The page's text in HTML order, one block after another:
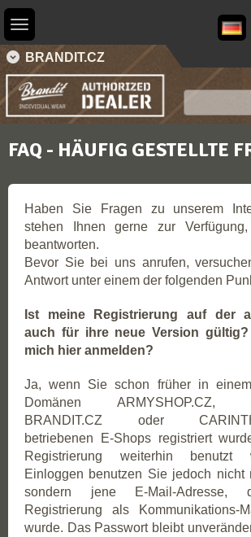
BRANDIT.CZ
FAQ - HÄUFIG GESTELLTE
Haben Sie Fragen zu unserem
stehen Ihnen gerne zur
beantworten.
Bevor Sie bei uns anrufen,
Antwort unter einem der folgenden
Ist meine Registrierung auf der
auch für ihre neue Version
mich hier anmelden?
Ja, wenn Sie schon früher in
Domänen ARMYSHOP.CZ,
BRANDIT.CZ oder
betriebenen E-Shops registriert
Registrierung weiterhin benutzt
Einloggen benutzen Sie jedoch nicht
sondern jene E-Mail-
Registrierung als Kommunikations-
wurde. Das Passwort bleibt